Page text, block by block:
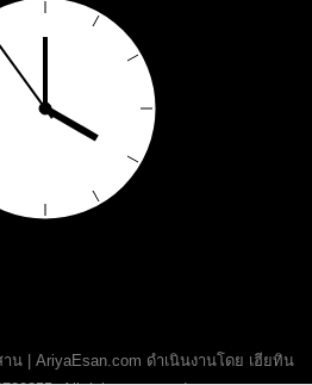
น | AriyaEsan.com ดำเนินงานโดย เฮียทิน